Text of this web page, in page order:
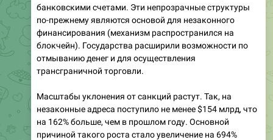
банковскими счетами. Эти непрозрачные структуры
по-прежнему являются основой для незаконного
финансирования (механизм распространился на
блокчейн). Государства расширили возможности по
отмыванию денег и для осуществления
трансграничной торговли.
Масштабы уклонения от санкций растут. Так, на
незаконные адреса поступило не менее $154 млрд, что
на 162% больше, чем в прошлом году. Основной
причиной такого роста стало увеличение на 694%